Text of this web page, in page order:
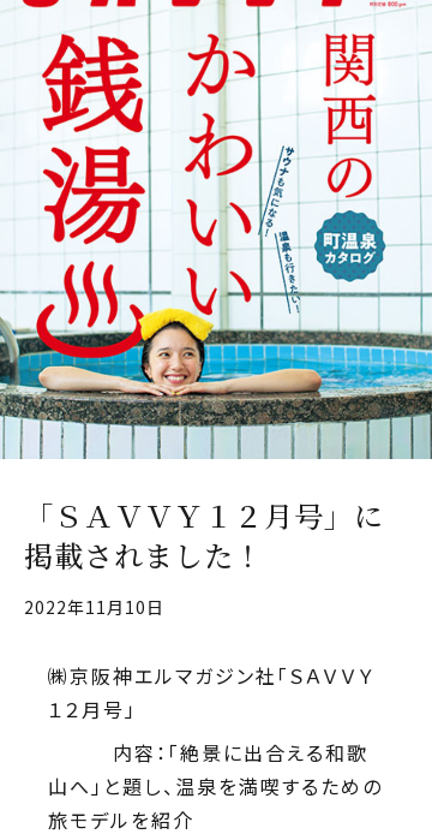
「ＳＡＶＶＹ１２月号」に
掲載されました！
2022年11月10日
㈱京阪神エルマガジン社「ＳＡＶＶＹ
１２月号」
内容：「絶景に出合える和歌
山へ」と題し、温泉を満喫するための
旅モデルを紹介